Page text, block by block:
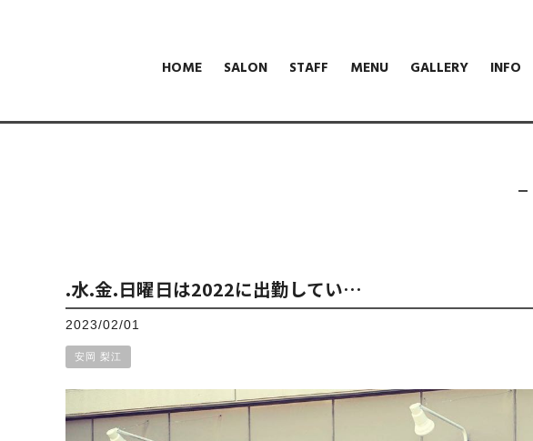
HOME SALON STAFF MENU GALLERY INFO
.水.金.日曜日は2022に出勤してい…
2023/02/01
安岡 梨江